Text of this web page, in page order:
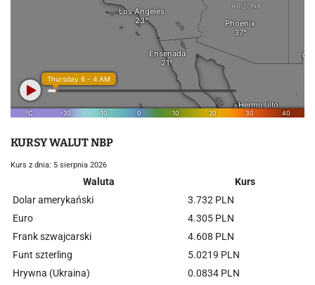
KURSY WALUT NBP
Kurs z dnia: 5 sierpnia 2026
Waluta
Kurs
Dolar amerykański
3.732 PLN
Euro
4.305 PLN
Frank szwajcarski
4.608 PLN
Funt szterling
5.0219 PLN
Hrywna (Ukraina)
0.0834 PLN